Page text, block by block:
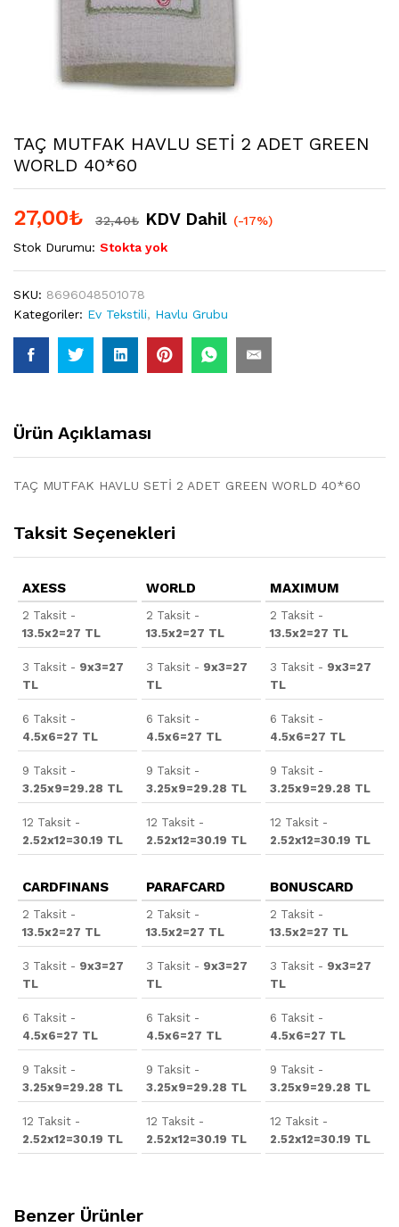
TAÇ MUTFAK HAVLU SETİ 2 ADET GREEN
WORLD 40*60
27,00₺ 32,40₺ KDV Dahil (-17%)
Stok Durumu: Stokta yok
SKU: 8696048501078
Kategoriler: Ev Tekstili, Havlu Grubu
Ürün Açıklaması
TAÇ MUTFAK HAVLU SETİ 2 ADET GREEN WORLD 40*60
Taksit Seçenekleri
AXESS
2 Taksit -
13.5x2=27 TL
3 Taksit - 9x3=27
TL
6 Taksit -
4.5x6=27 TL
9 Taksit -
3.25x9=29.28 TL
12 Taksit -
2.52x12=30.19 TL
WORLD
2 Taksit -
13.5x2=27 TL
3 Taksit - 9x3=27
TL
6 Taksit -
4.5x6=27 TL
9 Taksit -
3.25x9=29.28 TL
12 Taksit -
2.52x12=30.19 TL
MAXIMUM
2 Taksit -
13.5x2=27 TL
3 Taksit - 9x3=27
TL
6 Taksit -
4.5x6=27 TL
9 Taksit -
3.25x9=29.28 TL
12 Taksit -
2.52x12=30.19 TL
CARDFINANS
2 Taksit -
13.5x2=27 TL
3 Taksit - 9x3=27
TL
6 Taksit -
4.5x6=27 TL
9 Taksit -
3.25x9=29.28 TL
12 Taksit -
2.52x12=30.19 TL
PARAFCARD
2 Taksit -
13.5x2=27 TL
3 Taksit - 9x3=27
TL
6 Taksit -
4.5x6=27 TL
9 Taksit -
3.25x9=29.28 TL
12 Taksit -
2.52x12=30.19 TL
BONUSCARD
2 Taksit -
13.5x2=27 TL
3 Taksit - 9x3=27
TL
6 Taksit -
4.5x6=27 TL
9 Taksit -
3.25x9=29.28 TL
12 Taksit -
2.52x12=30.19 TL
Benzer Ürünler